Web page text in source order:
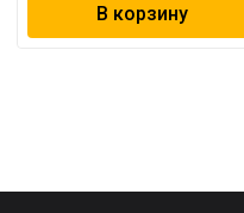
В корзину